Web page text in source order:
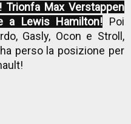
Trionfa Max Verstappen
a Lewis Hamilton! Poi
Gasly, Ocon e Stroll,
perso la posizione per